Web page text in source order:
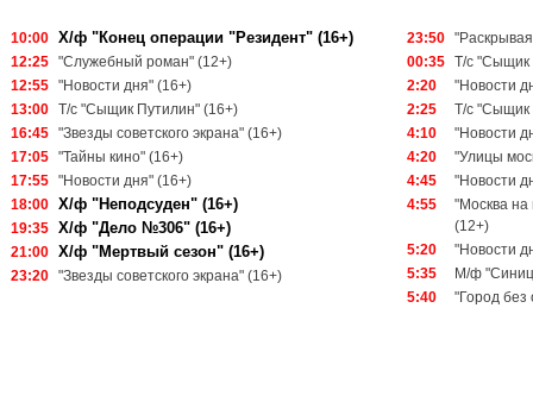
10:00 Х/ф "Конец операции "Резидент" (16+)
12:25 "Служебный роман" (12+)
12:55 "Новости дня" (16+)
13:00 Т/с "Сыщик Путилин" (16+)
16:45 "Звезды советского экрана" (16+)
17:05 "Тайны кино" (16+)
17:55 "Новости дня" (16+)
18:00 Х/ф "Неподсуден" (16+)
19:35 Х/ф "Дело №306" (16+)
21:00 Х/ф "Мертвый сезон" (16+)
23:20 "Звезды советского экрана" (16+)
23:50
00:35 Т/с "Сыщик
2:20
"Новости
2:25
Т/с "Сыщик
4:10
"Новости
4:20
"Улицы
4:45
"Новости
4:55
"Москва на
(12+)
5:20
"Новости
5:35
М/ф
5:40
"Город без